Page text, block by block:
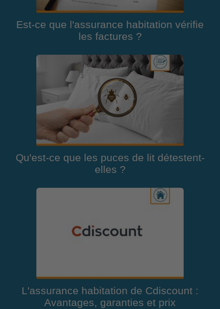
Est-ce que l'assurance habitation vérifie
les factures ?
Qu'est-ce que les puces de lit détestent-
elles ?
L'assurance habitation de Cdiscount :
Avantages, garanties et prix